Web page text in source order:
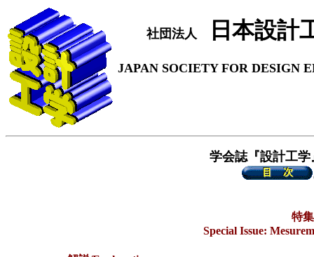
社団法人 日本設計
JAPAN SOCIETY FOR DESIGN
学会誌『設計工学
特
Special Issue: